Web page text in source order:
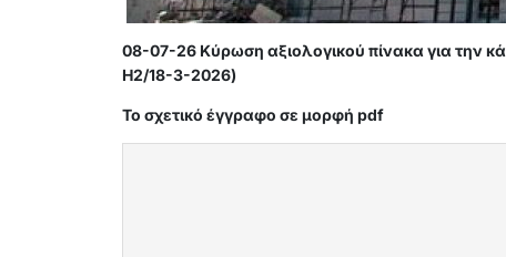
08-07-26 Κύρωση αξιολογικού πίνακα για την
Η2/18-3-2026)
Το σχετικό έγγραφο σε μορφή pdf